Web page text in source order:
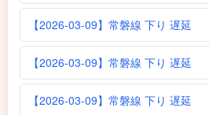
【2026-03-09】常磐線 下り 遅延
【2026-03-09】常磐線 下り 遅延
【2026-03-09】常磐線 下り 遅延